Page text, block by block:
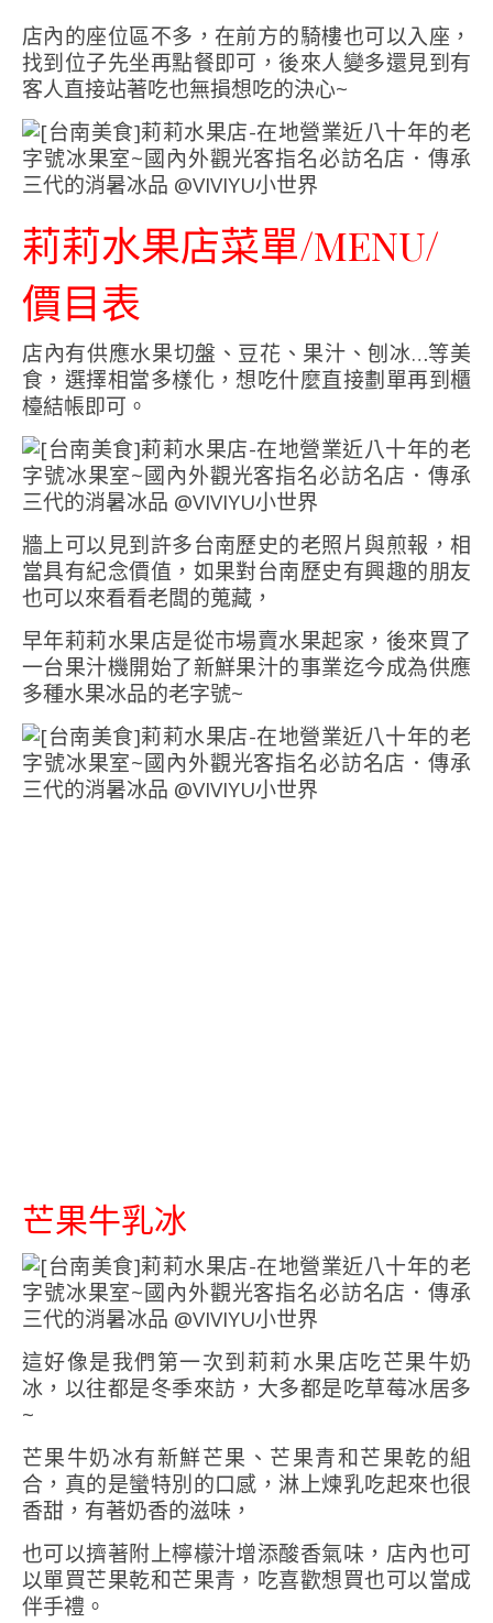
店內的座位區不多，在前方的騎樓也可以入座，
找到位子先坐再點餐即可，後來人變多還見到有
客人直接站著吃也無損想吃的決心~
莉莉水果店菜單/MENU/
價目表
店內有供應水果切盤、豆花、果汁、刨冰…等美
食，選擇相當多樣化，想吃什麼直接劃單再到櫃
檯結帳即可。
牆上可以見到許多台南歷史的老照片與煎報，相
當具有紀念價值，如果對台南歷史有興趣的朋友
也可以來看看老闆的蒐藏，
早年莉莉水果店是從市場賣水果起家，後來買了
一台果汁機開始了新鮮果汁的事業迄今成為供應
多種水果冰品的老字號~
芒果牛乳冰
這好像是我們第一次到莉莉水果店吃芒果牛奶
冰，以往都是冬季來訪，大多都是吃草莓冰居多
~
芒果牛奶冰有新鮮芒果、芒果青和芒果乾的組
合，真的是蠻特別的口感，淋上煉乳吃起來也很
香甜，有著奶香的滋味，
也可以擠著附上檸檬汁增添酸香氣味，店內也可
以單買芒果乾和芒果青，吃喜歡想買也可以當成
伴手禮。